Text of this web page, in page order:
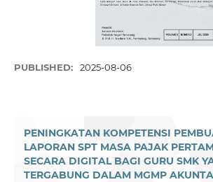
PUBLISHED: 2025-08-06
PENINGKATAN KOMPETENSI
LAPORAN SPT MASA PAJAK
SECARA DIGITAL BAGI GURU SMK
TERGABUNG DALAM MGMP